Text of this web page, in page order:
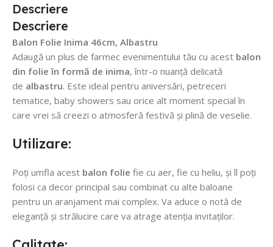
Descriere
Descriere
Balon Folie Inima 46cm, Albastru
Adaugă un plus de farmec evenimentului tău cu acest balon
din folie în formă de inima, într-o nuanță delicată
de albastru. Este ideal pentru aniversări, petreceri
tematice, baby showers sau orice alt moment special în
care vrei să creezi o atmosferă festivă și plină de veselie.
Utilizare:
Poți umfla acest balon folie fie cu aer, fie cu heliu, și îl poți
folosi ca decor principal sau combinat cu alte baloane
pentru un aranjament mai complex. Va aduce o notă de
eleganță și strălucire care va atrage atenția invitaților.